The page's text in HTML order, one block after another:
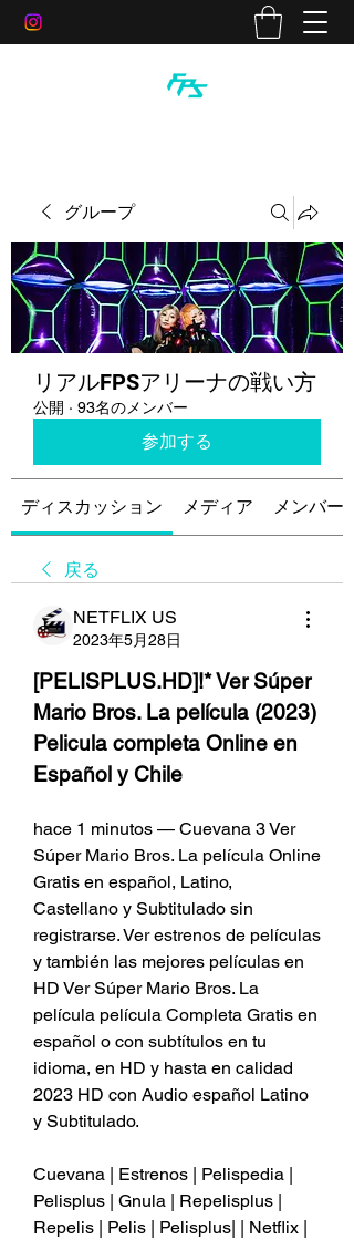
グループ
リアルFPSアリーナの戦い方
公開 · 93名のメンバー
参加する
ディスカッション メディア メンバー
戻る
NETFLIX US
2023年5月28日
[PELISPLUS.HD]!* Ver Súper
Mario Bros. La película (2023)
Pelicula completa Online en
Español y Chile
hace 1 minutos — Cuevana 3 Ver
Súper Mario Bros. La película Online
Gratis en español, Latino,
Castellano y Subtitulado sin
registrarse. Ver estrenos de películas
y también las mejores películas en
HD Ver Súper Mario Bros. La
película película Completa Gratis en
español o con subtítulos en tu
idioma, en HD y hasta en calidad
2023 HD con Audio español Latino
y Subtitulado.
Cuevana | Estrenos | Pelispedia |
Pelisplus | Gnula | Repelisplus |
Repelis | Pelis | Pelisplus| | Netflix |